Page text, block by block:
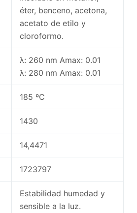
éter, benceno, acetona,
acetato de etilo y
cloroformo.
λ: 260 nm Amax: 0.01
λ: 280 nm Amax: 0.01
185 ºC
1430
14,4471
1723797
Estabilidad humedad y
sensible a la luz.